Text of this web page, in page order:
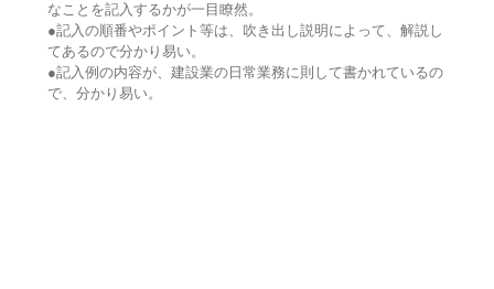
なことを記入するかが一目瞭然。
●記入の順番やポイント等は、吹き出し説明によって、解説し
てあるので分かり易い。
●記入例の内容が、建設業の日常業務に則して書かれているの
で、分かり易い。